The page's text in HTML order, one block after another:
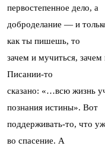
первостепенное дело, а
доброделание — и
как ты пишешь, то
зачем и мучиться,
Писании-то
сказано: «…всю жизнь
познания истины». Вот
поддерживать-то, что
во спасение. А